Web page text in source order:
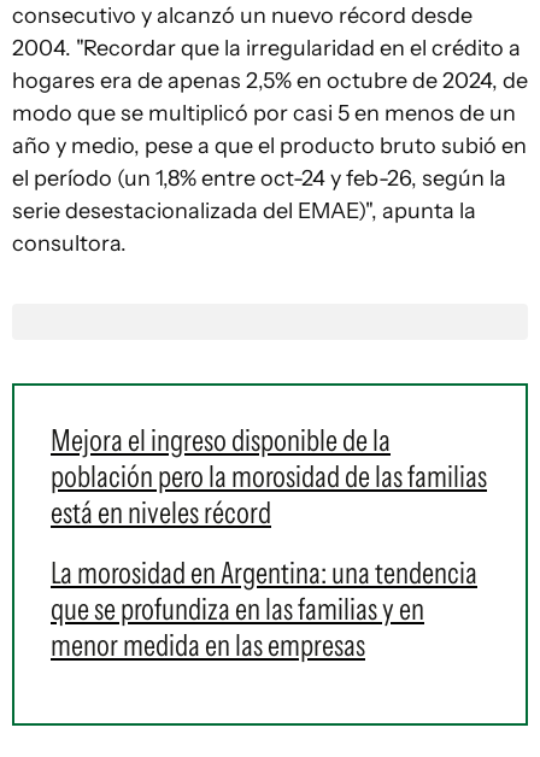
consecutivo y alcanzó un nuevo récord desde
2004. "Recordar que la irregularidad en el crédito a
hogares era de apenas 2,5% en octubre de 2024, de
modo que se multiplicó por casi 5 en menos de un
año y medio, pese a que el producto bruto subió en
el período (un 1,8% entre oct-24 y feb-26, según la
serie desestacionalizada del EMAE)", apunta la
consultora.
Mejora el ingreso disponible de la
población pero la morosidad de las familias
está en niveles récord
La morosidad en Argentina: una tendencia
que se profundiza en las familias y en
menor medida en las empresas